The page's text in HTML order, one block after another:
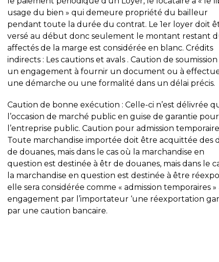
usage du bien » qui demeure propriété du bailleur
pendant toute la durée du contrat. Le 1er loyer doit
versé au début donc seulement le montant restant
affectés de la marge est considérée en blanc. Crédits
indirects : Les cautions et avals . Caution de soumission
un engagement à fournir un document ou à
une démarche ou une formalité dans un délai précis.
Caution de bonne exécution : Celle-ci n’est délivrée
l’occasion de marché public en guise de garantie pour
l’entreprise public. Caution pour admission
Toute marchandise importée doit être acquittée des
de douanes, mais dans le cas où la marchandise en
question est destinée à êtr de douanes, mais dans le
la marchandise en question est destinée à être
elle sera considérée comme « admission temporaires »
engagement par l’importateur ‘une réexportation
par une caution bancaire.